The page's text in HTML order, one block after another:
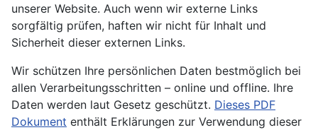
unserer Website. Auch wenn wir externe Links
sorgfältig prüfen, haften wir nicht für Inhalt und
Sicherheit dieser externen Links.
Wir schützen Ihre persönlichen Daten bestmöglich bei
allen Verarbeitungsschritten – online und offline. Ihre
Daten werden laut Gesetz geschützt. Dieses PDF
Dokument enthält Erklärungen zur Verwendung dieser